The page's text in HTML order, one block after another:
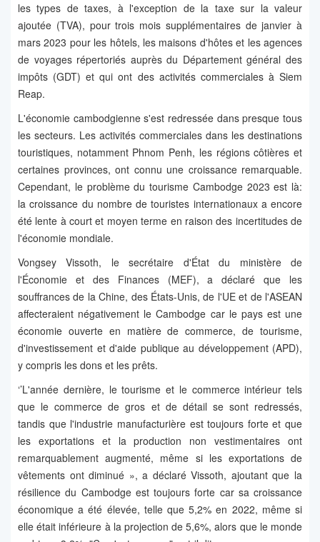
les types de taxes, à l'exception de la taxe sur la valeur
ajoutée (TVA), pour trois mois supplémentaires de janvier à
mars 2023 pour les hôtels, les maisons d'hôtes et les agences
de voyages répertoriés auprès du Département général des
impôts (GDT) et qui ont des activités commerciales à Siem
Reap.
L'économie cambodgienne s'est redressée dans presque tous
les secteurs. Les activités commerciales dans les destinations
touristiques, notamment Phnom Penh, les régions côtières et
certaines provinces, ont connu une croissance remarquable.
Cependant, le problème du tourisme Cambodge 2023 est là:
la croissance du nombre de touristes internationaux a encore
été lente à court et moyen terme en raison des incertitudes de
l'économie mondiale.
Vongsey Vissoth, le secrétaire d'État du ministère de
l'Économie et des Finances (MEF), a déclaré que les
souffrances de la Chine, des États-Unis, de l'UE et de l'ASEAN
affecteraient négativement le Cambodge car le pays est une
économie ouverte en matière de commerce, de tourisme,
d'investissement et d'aide publique au développement (APD),
y compris les dons et les prêts.
‘’L'année dernière, le tourisme et le commerce intérieur tels
que le commerce de gros et de détail se sont redressés,
tandis que l'industrie manufacturière est toujours forte et que
les exportations et la production non vestimentaires ont
remarquablement augmenté, même si les exportations de
vêtements ont diminué », a déclaré Vissoth, ajoutant que la
résilience du Cambodge est toujours forte car sa croissance
économique a été élevée, telle que 5,2% en 2022, même si
elle était inférieure à la projection de 5,6%, alors que le monde